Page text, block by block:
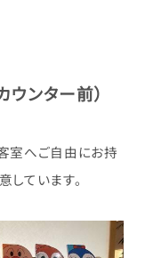
ンター前）
室へご自由にお持
ています。